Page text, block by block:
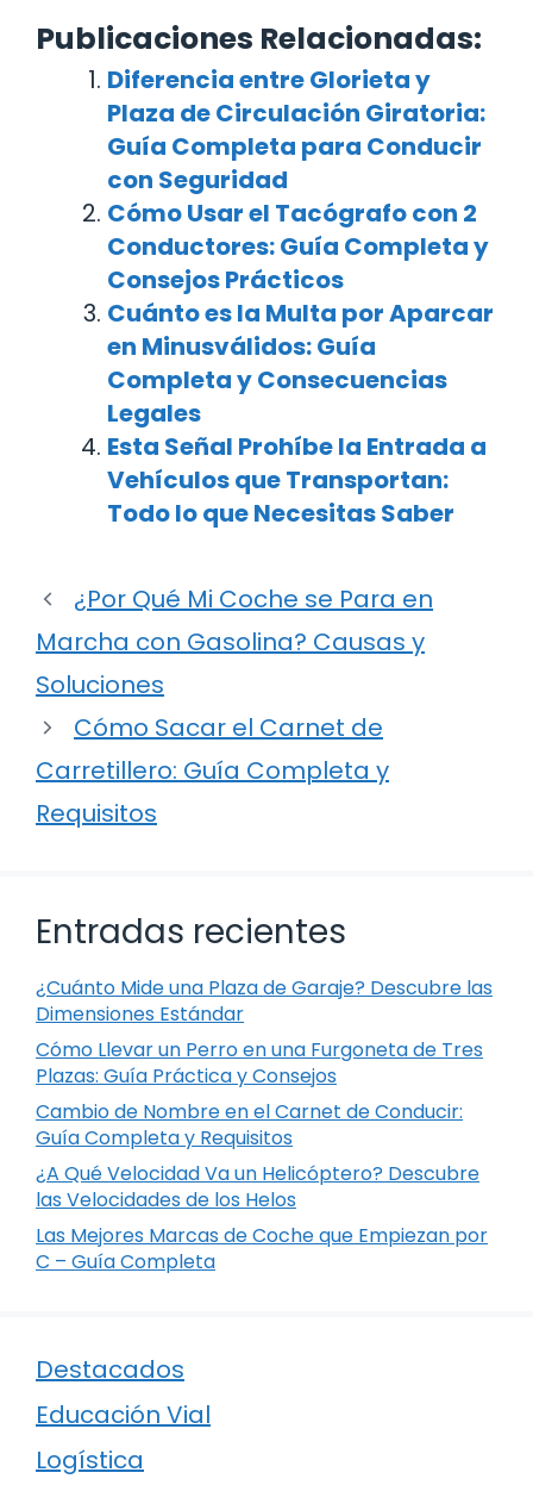
Publicaciones Relacionadas:
Diferencia entre Glorieta y
Plaza de Circulación Giratoria:
Guía Completa para Conducir
con Seguridad
Cómo Usar el Tacógrafo con 2
Conductores: Guía Completa y
Consejos Prácticos
Cuánto es la Multa por Aparcar
en Minusválidos: Guía
Completa y Consecuencias
Legales
Esta Señal Prohíbe la Entrada a
Vehículos que Transportan:
Todo lo que Necesitas Saber
¿Por Qué Mi Coche se Para en
Marcha con Gasolina? Causas y
Soluciones
Cómo Sacar el Carnet de
Carretillero: Guía Completa y
Requisitos
Entradas recientes
¿Cuánto Mide una Plaza de Garaje? Descubre las
Dimensiones Estándar
Cómo Llevar un Perro en una Furgoneta de Tres
Plazas: Guía Práctica y Consejos
Cambio de Nombre en el Carnet de Conducir:
Guía Completa y Requisitos
¿A Qué Velocidad Va un Helicóptero? Descubre
las Velocidades de los Helos
Las Mejores Marcas de Coche que Empiezan por
C – Guía Completa
Destacados
Educación Vial
Logística